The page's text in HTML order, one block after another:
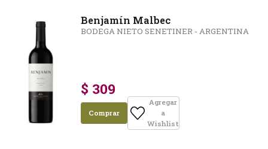
Benjamín Malbec
BODEGA NIETO SENETINER - ARGENTINA
$ 309
Comprar
Agregar
a
Wishlist